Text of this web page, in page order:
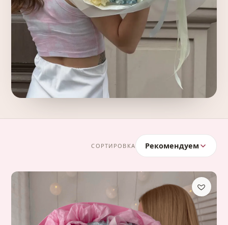
СОРТИРОВКА Рекомендуем